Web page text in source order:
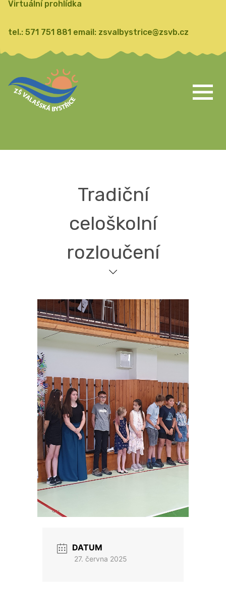
Virtuální prohlídka
tel.: 571 751 881 email: zsvalbystrice@zsvb.cz
Tradiční
celoškolní
rozloučení
DATUM
27. června 2025